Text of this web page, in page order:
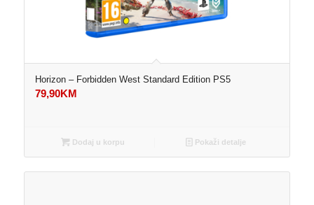
Horizon – Forbidden West Standard Edition PS5
79,90KM
Dodaj u korpu Pokaži detalje